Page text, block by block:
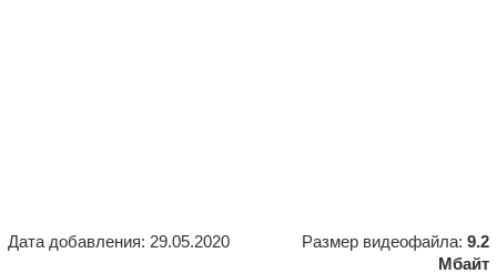
Дата добавления: 29.05.2020 Размер видеофайла: 9.2
Мбайт